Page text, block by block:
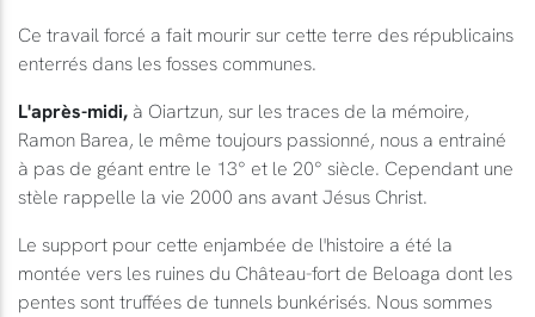
Ce travail forcé a fait mourir sur cette terre des républicains
enterrés dans les fosses communes.
L'après-midi, à Oiartzun, sur les traces de la mémoire,
Ramon Barea, le même toujours passionné, nous a entrainé
à pas de géant entre le 13° et le 20° siècle. Cependant une
stèle rappelle la vie 2000 ans avant Jésus Christ.
Le support pour cette enjambée de l'histoire a été la
montée vers les ruines du Château-fort de Beloaga dont les
pentes sont truffées de tunnels bunkérisés. Nous sommes